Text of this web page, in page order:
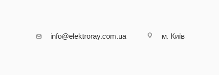
info@elektroray.com.ua м. Київ